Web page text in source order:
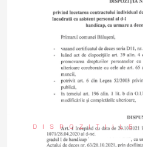
DISPOZIȚIILE